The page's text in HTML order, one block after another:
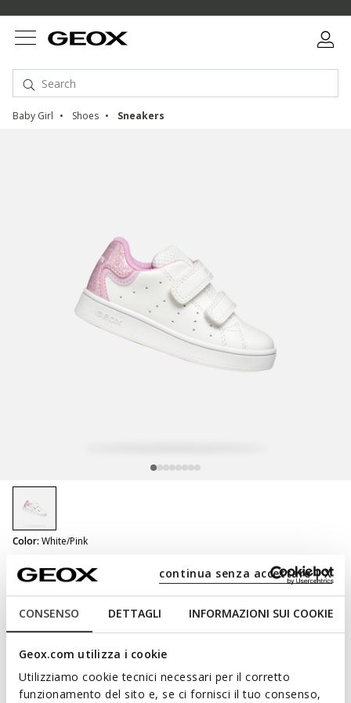
CONSENSO DETTAGLI INFORMAZIONI SUI COOKIE
Geox.com utilizza i cookie
Utilizziamo cookie tecnici necessari per il corretto
funzionamento del sito e, se ci fornisci il tuo consenso,
continua senza accettare | X
Baby Girl Shoes Sneakers
Eclyper Baby
Color: White/Pink
selected
NOT SHOPPABLE
We are sorry! It is not possible to purchase this item in the